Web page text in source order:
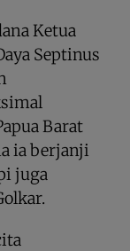
Ketua
Septinus
Barat
ia berjanji
juga